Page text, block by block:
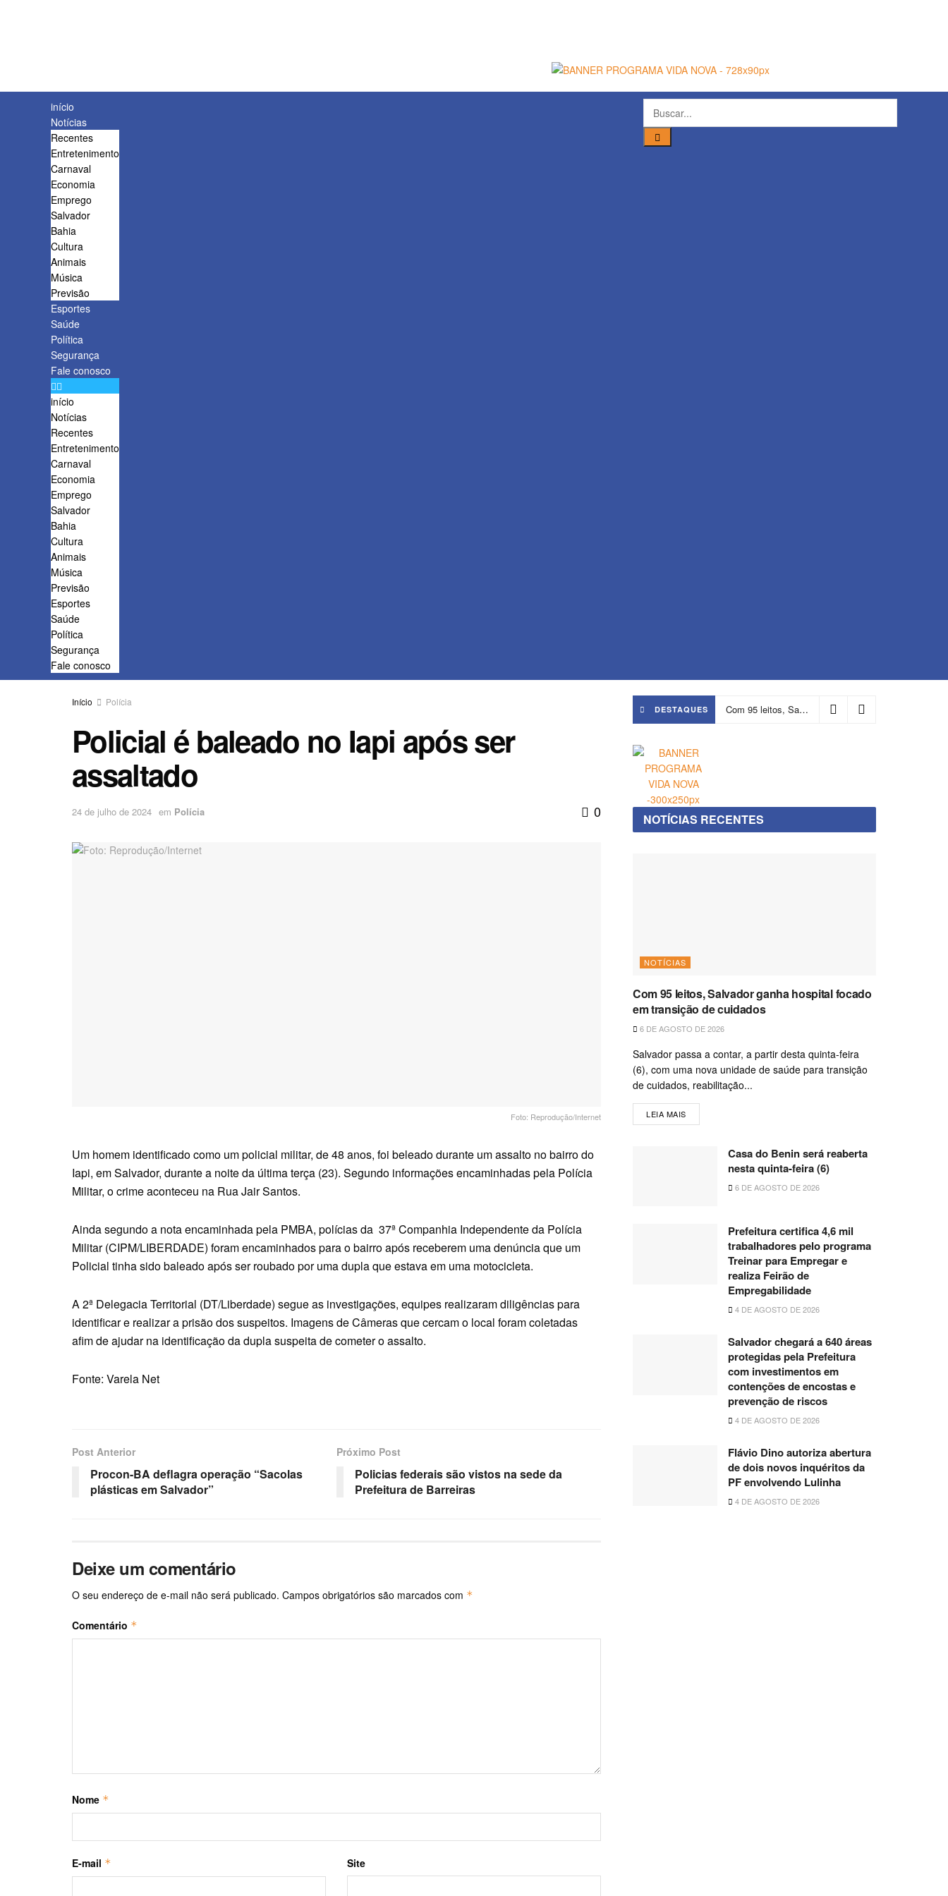
início
Notícias
Recentes
Entretenimento
Carnaval
Economia
Emprego
Salvador
Bahia
Cultura
Animais
Música
Previsão
Esportes
Saúde
Política
Segurança
Fale conosco
início
Notícias
Recentes
Entretenimento
Carnaval
Economia
Emprego
Salvador
Bahia
Cultura
Animais
Música
Previsão
Esportes
Saúde
Política
Segurança
Fale conosco
Início Polícia
Policial é baleado no Iapi após ser
assaltado
24 de julho de 2024 em Polícia 0
Foto: Reprodução/Internet
Um homem identificado como um policial militar, de 48 anos, foi beleado durante um assalto no bairro do
Iapi, em Salvador, durante a noite da última terça (23). Segundo informações encaminhadas pela Polícia
Militar, o crime aconteceu na Rua Jair Santos.
Ainda segundo a nota encaminhada pela PMBA, polícias da 37ª Companhia Independente da Polícia
Militar (CIPM/LIBERDADE) foram encaminhados para o bairro após receberem uma denúncia que um
Policial tinha sido baleado após ser roubado por uma dupla que estava em uma motocicleta.
A 2ª Delegacia Territorial (DT/Liberdade) segue as investigações, equipes realizaram diligências para
identificar e realizar a prisão dos suspeitos. Imagens de Câmeras que cercam o local foram coletadas
afim de ajudar na identificação da dupla suspeita de cometer o assalto.
Fonte: Varela Net
Post Anterior
Procon-BA deflagra operação “Sacolas
plásticas em Salvador”
Próximo Post
Policias federais são vistos na sede da
Prefeitura de Barreiras
Deixe um comentário
O seu endereço de e-mail não será publicado. Campos obrigatórios são marcados com *
Comentário *
Nome *
E-mail * Site
DESTAQUES Com 95 leitos, Salvador ganha hospital focado em transição de cuidados
NOTÍCIAS RECENTES
NOTÍCIAS
Com 95 leitos, Salvador ganha hospital focado
em transição de cuidados
6 DE AGOSTO DE 2026
Salvador passa a contar, a partir desta quinta-feira
(6), com uma nova unidade de saúde para transição
de cuidados, reabilitação...
LEIA MAIS
Casa do Benin será reaberta
nesta quinta-feira (6)
6 DE AGOSTO DE 2026
Prefeitura certifica 4,6 mil
trabalhadores pelo programa
Treinar para Empregar e
realiza Feirão de
Empregabilidade
4 DE AGOSTO DE 2026
Salvador chegará a 640 áreas
protegidas pela Prefeitura
com investimentos em
contenções de encostas e
prevenção de riscos
4 DE AGOSTO DE 2026
Flávio Dino autoriza abertura
de dois novos inquéritos da
PF envolvendo Lulinha
4 DE AGOSTO DE 2026